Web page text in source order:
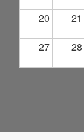
20 21
27 28